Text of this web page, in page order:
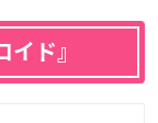
ド』